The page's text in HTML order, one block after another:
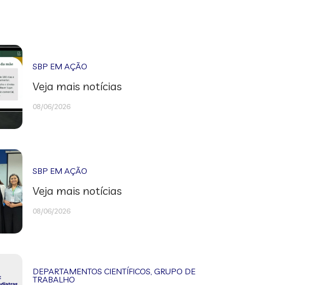
SBP EM AÇÃO
Veja mais notícias
08/06/2026
SBP EM AÇÃO
Veja mais notícias
08/06/2026
DEPARTAMENTOS CIENTÍFICOS,GRUPO DE
TRABALHO